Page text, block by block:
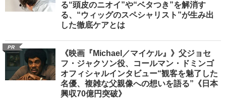
る“頭皮のニオイ”や“ベタつき”を解消す
る、“ウィッグのスペシャリスト”が生み出
した徹底ケアとは
PR
《映画『Michael／マイケル』》父ジョセ
フ・ジャクソン役、コールマン・ドミンゴ
オフィシャルインタビュー“観客を魅了した
名優、複雑な父親像への想いを語る”《日本
興収70億円突破》